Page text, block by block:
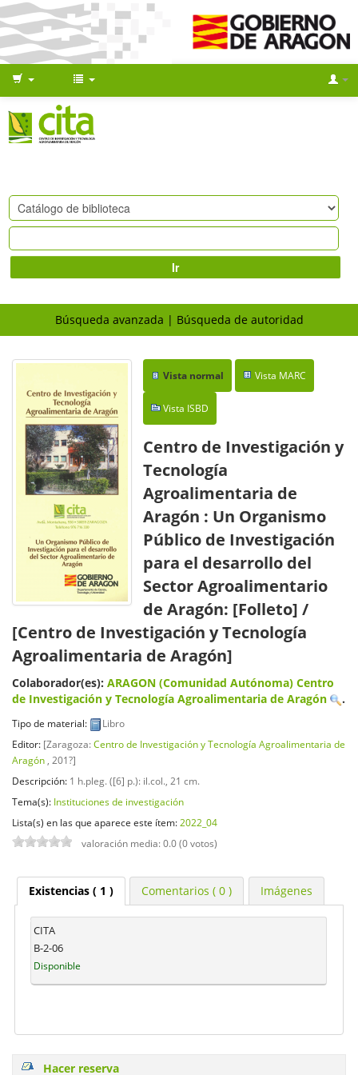
Ir
Búsqueda avanzada Búsqueda de autoridad
Vista normal Vista MARC
Vista ISBD
Centro de Investigación y
Tecnología
Agroalimentaria de
Aragón : Un Organismo
Público de Investigación
para el desarrollo del
Sector Agroalimentario
de Aragón: [Folleto] /
[Centro de Investigación y Tecnología
Agroalimentaria de Aragón]
Colaborador(es): ARAGON (Comunidad Autónoma) Centro
de Investigación y Tecnología Agroalimentaria de Aragón
.
Tipo de material:
Libro
Editor: [Zaragoza:Centro de Investigación y Tecnología Agroalimentaria de
Aragón
, 201?]
Descripción: 1 h.pleg. ([6] p.): il.col., 21 cm.
Tema(s): Instituciones de investigación
Lista(s) en las que aparece este ítem: 2022_04
valoración media: 0.0 (0 votos)
Existencias( 1 ) Comentarios ( 0 ) Imágenes
CITA
B-2-06
Disponible
Hacer reserva